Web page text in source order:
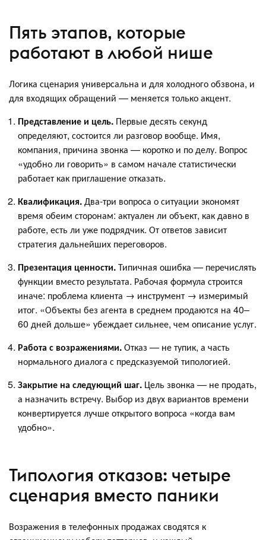
Пять этапов, которые
работают в любой нише
Логика сценария универсальна и для холодного обзвона, и
для входящих обращений — меняется только акцент.
Представление и цель. Первые десять секунд
определяют, состоится ли разговор вообще. Имя,
компания, причина звонка — коротко и по делу. Вопрос
«удобно ли говорить» в самом начале статистически
работает как приглашение отказать.
Квалификация. Два-три вопроса о ситуации экономят
время обеим сторонам: актуален ли объект, как давно в
работе, есть ли уже подрядчик. От ответов зависит
стратегия дальнейших переговоров.
Презентация ценности.Типичная ошибка — перечислять
функции вместо результата. Рабочая формула строится
иначе: проблема клиента → инструмент → измеримый
итог. «Объекты без агента в среднем продаются на 40–
60 дней дольше» убеждает сильнее, чем описание услуг.
Работа с возражениями.Отказ — не тупик, а часть
нормального диалога с предсказуемой типологией.
Закрытие на следующий шаг. Цель звонка — не продать,
а назначить встречу. Выбор из двух вариантов времени
конвертируется лучше открытого вопроса «когда вам
удобно».
Типология отказов: четыре
сценария вместо паники
Возражения в телефонных продажах сводятся к